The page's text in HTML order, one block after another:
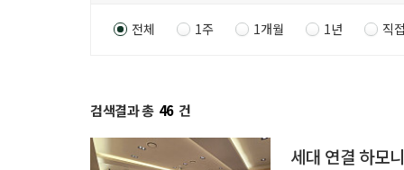
전체 1주 1개월 1년 직
검색결과 총 46 건
세대 연결 하모